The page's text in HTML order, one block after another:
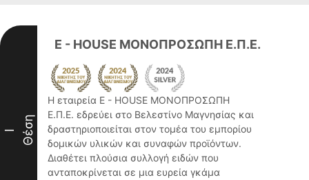
I Θέση
E - HOUSE ΜΟΝΟΠΡΟΣΩΠΗ Ε.Π.Ε.
Η εταιρεία E - HOUSE ΜΟΝΟΠΡΟΣΩΠΗ
Ε.Π.Ε. εδρεύει στο Βελεστίνο Μαγνησίας και
δραστηριοποιείται στον τομέα του εμπορίου
δομικών υλικών και συναφών προϊόντων.
Διαθέτει πλούσια συλλογή ειδών που
ανταποκρίνεται σε μια ευρεία γκάμα